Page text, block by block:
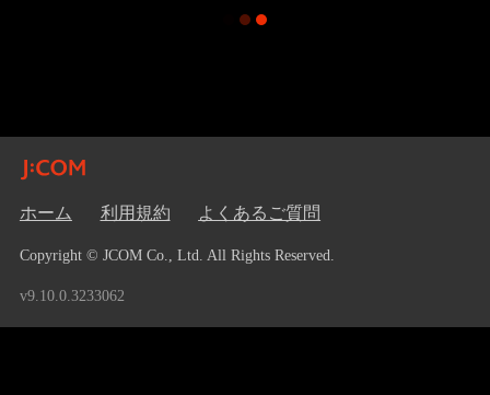
ホーム 利用規約 よくあるご質問
Copyright © JCOM Co., Ltd. All Rights Reserved.
v9.10.0.3233062